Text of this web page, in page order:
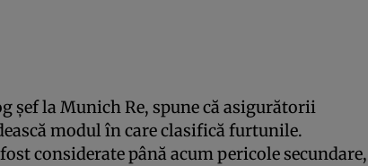
șef la Munich Re, spune că asigurătorii
modul în care clasifică furtunile.
considerate până acum pericole secundare,